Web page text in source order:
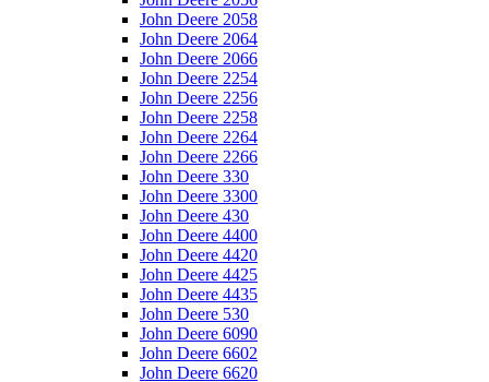
John Deere 2058
John Deere 2064
John Deere 2066
John Deere 2254
John Deere 2256
John Deere 2258
John Deere 2264
John Deere 2266
John Deere 330
John Deere 3300
John Deere 430
John Deere 4400
John Deere 4420
John Deere 4425
John Deere 4435
John Deere 530
John Deere 6090
John Deere 6602
John Deere 6620